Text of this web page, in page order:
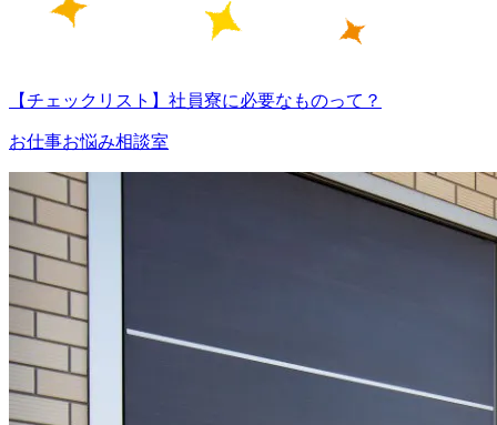
【チェックリスト】社員寮に必要なものって？
お仕事お悩み相談室